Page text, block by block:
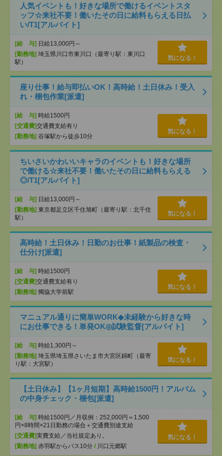
人気イベントも！好きな場所で働けるイベントスタ
ッフ☆来社不要！働いたその日に給料もらえる日払
い/T1[アルバイト]
[給 与] 日給13,000円～
[勤務地] 埼玉県川口市東川口（最寄り駅：東川口
駅）
気になる！
座り仕事！給与即払いOK！高時給！土日休み！受入
れ・梱包作業[派遣]
[給 与] 時給1500円
[交通費]交通費支給有り
[勤務地] 谷塚駅から徒歩10分
気になる！
ちいさいかわいいキャラのイベントも！好きな場所
で働ける☆来社不要！働いたその日に給料もらえる
◎/T1[アルバイト]
[給 与] 日給13,000円～
[勤務地] 東京都足立区千住旭町（最寄り駅：北千住
駅）
気になる！
高時給！土日休み！日勤のお仕事！紙製品の検査・
仕分け[派遣]
[給 与] 時給1500円
[交通費]交通費支給有り
[勤務地] 獨協大学前駅
気になる！
マニュアル通りに簡単WORK◆未経験から好きな時
にお仕事できる！単発OK◎試験監督[アルバイト]
[給 与] 時給1,300円～
[勤務地] 埼玉県埼玉県さいたま市大宮区錦町（最寄
り駅：大宮駅）
気になる！
【土日休み】【1ヶ月短期】高時給1500円！アルバム
の中身チェック・梱包[派遣]
[給 与] 時給1500円／月収例：252,000円＝1,500
円×8時間×21日勤務の場合＋交通費別途支給
[交通費]実費支給／当社規定あり。
[勤務地] 赤羽駅からバス10分 / 川口元郷駅
気になる！